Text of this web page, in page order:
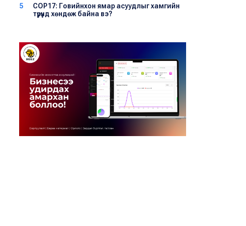
5
COP17: Говийнхон ямар асуудлыг хамгийн
түрүүнд хөндөж байна вэ?